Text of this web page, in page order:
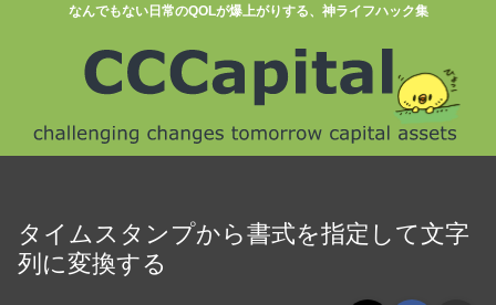
なんでもない日常のQOLが爆上がりする、神ライフハック集
タイムスタンプから書式を指定して文字
列に変換する